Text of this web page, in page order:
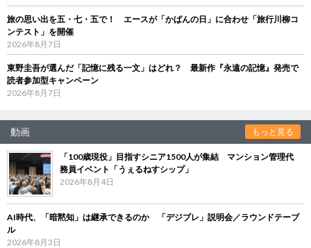
旅の思い出を五・七・五で！ エースが「かばんの日」に合わせ「旅行川柳コ
ンテスト」を開催
2026年8月7日
東野圭吾が選んだ「記憶に残る一文」はどれ？ 最新作『永遠の記憶』発売で
読者参加型キャンペーン
2026年8月7日
動画 もっと見る
「100歳現役」目指すシニア1500人が集結 マンション管理代
務員イベント「うぇるねすシップ」
2026年8月4日
AI時代、「暗黙知」は継承できるのか 「デジブレ」説明会／ラウンドテーブ
ル
2026年8月3日